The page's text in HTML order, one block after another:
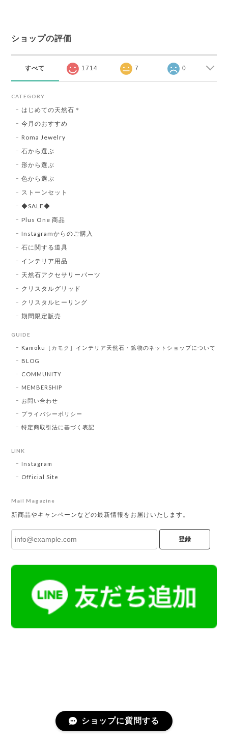
ショップの評価
すべて 1714 7 0
CATEGORY
はじめての天然石＊
今月のおすすめ
Roma Jewelry
石から選ぶ
形から選ぶ
色から選ぶ
ストーンセット
◆SALE◆
Plus One 商品
Instagramからのご購入
石に関する道具
インテリア用品
天然石アクセサリーパーツ
クリスタルグリッド
クリスタルヒーリング
期間限定販売
GUIDE
Kamoku［カモク］インテリア天然石・鉱物のネットショップについて
BLOG
COMMUNITY
MEMBERSHIP
お問い合わせ
プライバシーポリシー
特定商取引法に基づく表記
LINK
Instagram
Official Site
Mail Magazine
新商品やキャンペーンなどの最新情報をお届けいたします。
登録
ショップに質問する